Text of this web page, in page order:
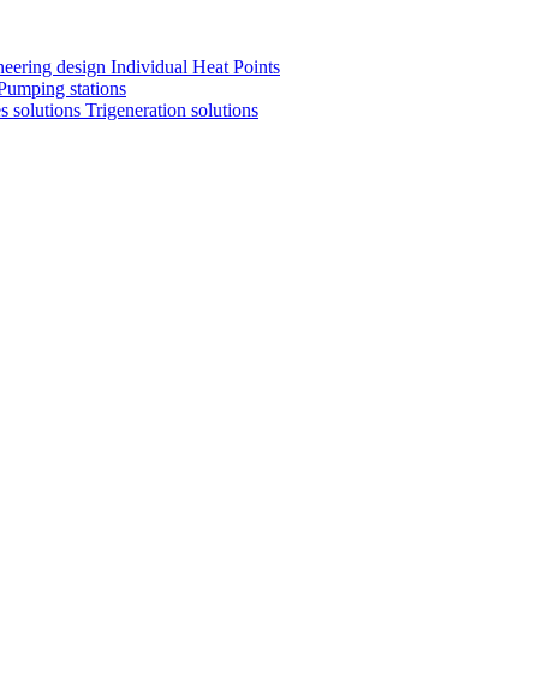
design Individual Heat Points
stations
solutions Trigeneration solutions